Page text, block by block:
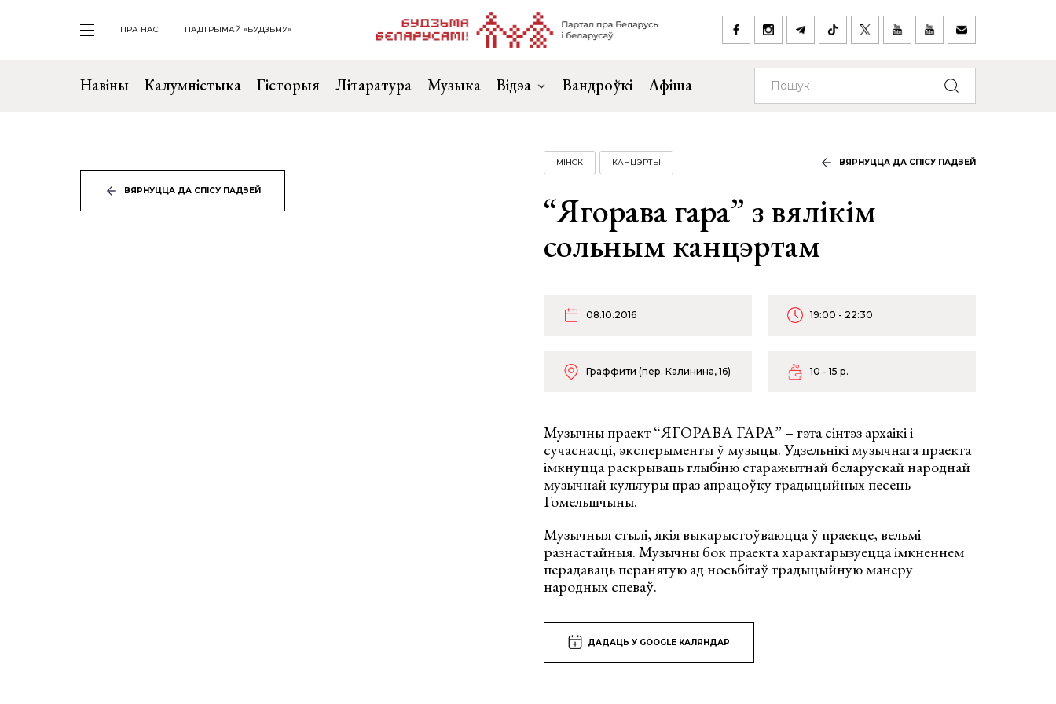
ПРА НАС ПАДТРЫМАЙ «БУДЗЬМУ»
Навіны Калумністыка Гісторыя Літаратура Музыка Відэа Вандроўкі Афіша
ВЯРНУЦЦА ДА СПІСУ ПАДЗЕЙ
МІНСК КАНЦЭРТЫ ВЯРНУЦЦА ДА СПІСУ ПАДЗЕЙ
“Ягорава гара” з вялікім
сольным канцэртам
08.10.2016 19:00 - 22:30
Граффити (пер. Калинина, 16) 10 - 15 р.
Музычны праект “ЯГОРАВА ГАРА” – гэта сінтэз архаікі і
сучаснасці, эксперыменты ў музыцы. Удзельнікі музычнага праекта
імкнуцца раскрываць глыбіню старажытнай беларускай народнай
музычнай культуры праз апрацоўку традыцыйных песень
Гомельшчыны.
Музычныя стылі, якія выкарыстоўваюцца ў праекце, вельмі
разнастайныя. Музычны бок праекта характарызуецца імкненнем
перадаваць перанятую ад носьбітаў традыцыйную манеру
народных спеваў.
ДАДАЦЬ У GOOGLE КАЛЯНДАР